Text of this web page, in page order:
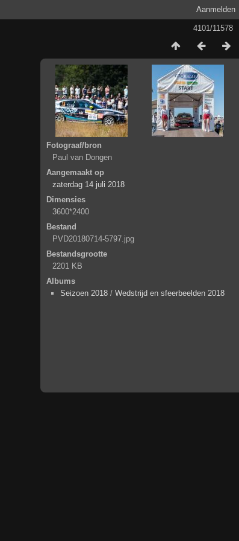
Aanmelden
4101/11578
Fotograaf/bron
Paul van Dongen
Aangemaakt op
zaterdag 14 juli 2018
Dimensies
3600*2400
Bestand
PVD20180714-5797.jpg
Bestandsgrootte
2201 KB
Albums
Seizoen 2018 / Wedstrijd en sfeerbeelden 2018